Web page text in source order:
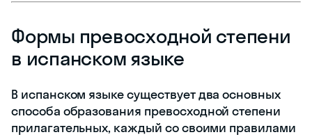
Формы превосходной степени
в испанском языке
В испанском языке существует два основных
способа образования превосходной степени
прилагательных, каждый со своими правилами